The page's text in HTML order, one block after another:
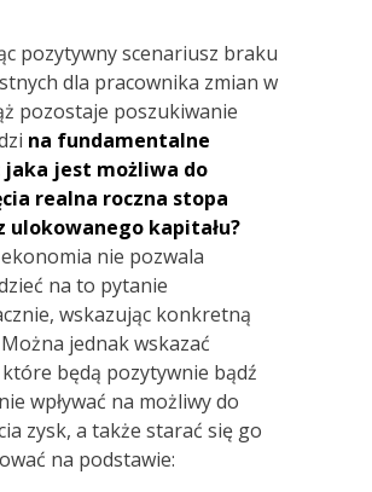
pozytywny scenariusz braku
dla pracownika zmian w
pozostaje poszukiwanie
na fundamentalne
jaka jest możliwa do
realna roczna stopa
ulokowanego kapitału?
nie pozwala
na to pytanie
wskazując konkretną
jednak wskazać
będą pozytywnie bądź
wpływać na możliwy do
zysk, a także starać się go
na podstawie: